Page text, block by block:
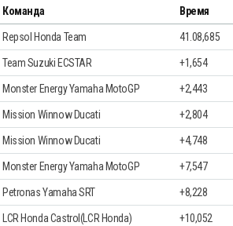
Команда Время
Repsol Honda Team 41.08,685
Team Suzuki ECSTAR +1,654
Monster Energy Yamaha MotoGP +2,443
Mission Winnow Ducati +2,804
Mission Winnow Ducati +4,748
Monster Energy Yamaha MotoGP +7,547
Petronas Yamaha SRT +8,228
LCR Honda Castrol(LCR Honda) +10,052